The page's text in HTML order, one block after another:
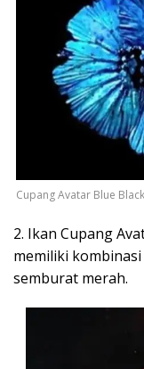
Cupang Avatar Blue
2. Ikan Cupang
memiliki
semburat merah.